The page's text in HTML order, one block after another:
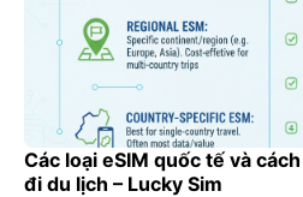
Các loại eSIM quốc tế và
đi du lịch – Lucky Sim